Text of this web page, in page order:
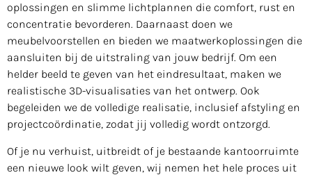
oplossingen en slimme lichtplannen die comfort, rust en
concentratie bevorderen. Daarnaast doen we
meubelvoorstellen en bieden we maatwerkoplossingen die
aansluiten bij de uitstraling van jouw bedrijf. Om een
helder beeld te geven van het eindresultaat, maken we
realistische 3D-visualisaties van het ontwerp. Ook
begeleiden we de volledige realisatie, inclusief afstyling en
projectcoördinatie, zodat jij volledig wordt ontzorgd.
Of je nu verhuist, uitbreidt of je bestaande kantoorruimte
een nieuwe look wilt geven, wij nemen het hele proces uit